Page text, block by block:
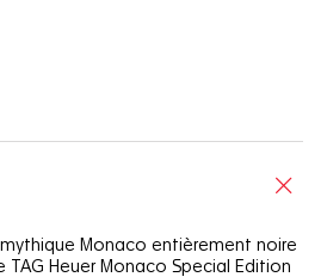
Monaco entièrement noire
TAG Heuer Monaco Special Edition